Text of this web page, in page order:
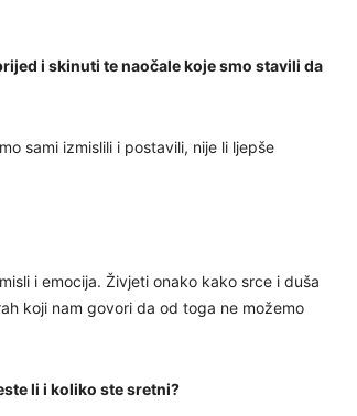
i skinuti te naočale koje smo stavili da
sami izmislili i postavili, nije li ljepše
i emocija. Živjeti onako kako srce i duša
koji nam govori da od toga ne možemo
li i koliko ste sretni?